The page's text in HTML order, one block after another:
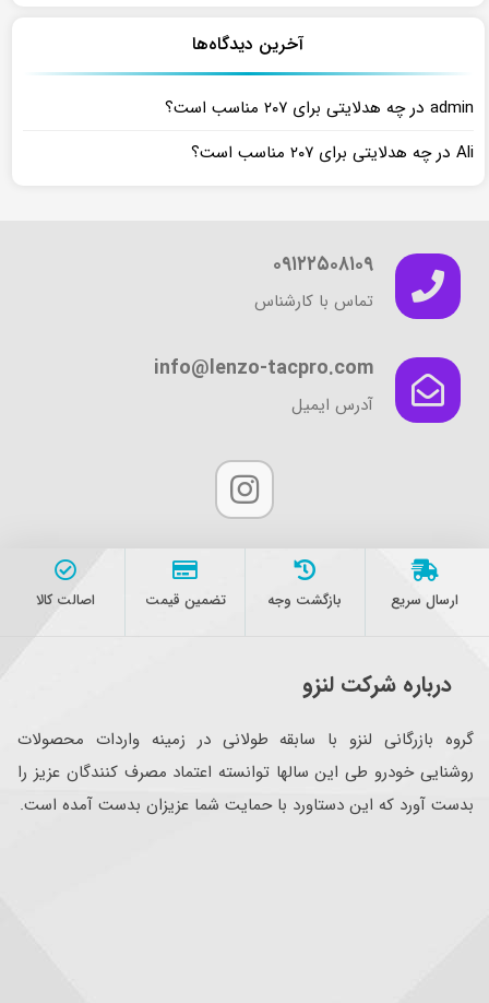
آخرین دیدگاه‌ها
admin درچه هدلایتی برای ۲۰۷ مناسب است؟
Ali درچه هدلایتی برای ۲۰۷ مناسب است؟
۰۹۱۲۲۵۰۸۱۰۹
تماس با کارشناس
info@lenzo-tacpro.com
آدرس ایمیل
ارسال سریع بازگشت وجه تضمین قیمت اصالت کالا
درباره شرکت لنزو
گروه بازرگانی لنزو با سابقه طولانی در زمینه واردات محصولات
روشنایی خودرو طی این سالها توانسته اعتماد مصرف کنندگان عزیز را
بدست آورد که این دستاورد با حمایت شما عزیزان بدست آمده است.